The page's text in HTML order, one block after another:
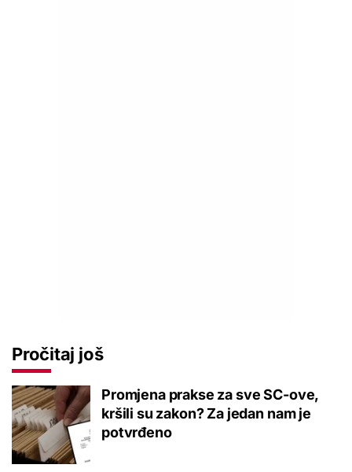
Pročitaj još
Promjena prakse za sve SC-ove,
kršili su zakon? Za jedan nam je
potvrđeno